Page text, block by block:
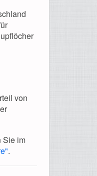
von
Sie im
.